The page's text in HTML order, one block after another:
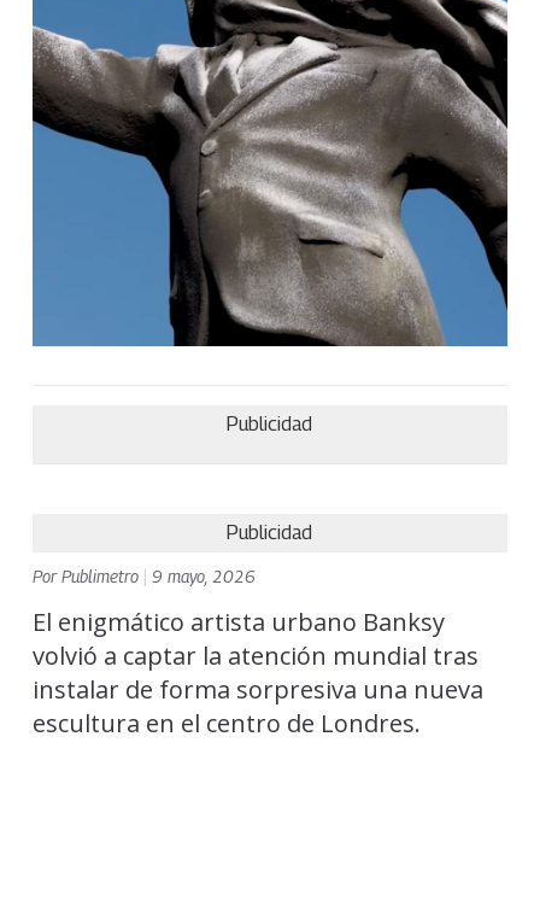
Publicidad
Publicidad
PorPublimetro 9 mayo, 2026
El enigmático artista urbano Banksy
volvió a captar la atención mundial tras
instalar de forma sorpresiva una nueva
escultura en el centro de Londres.